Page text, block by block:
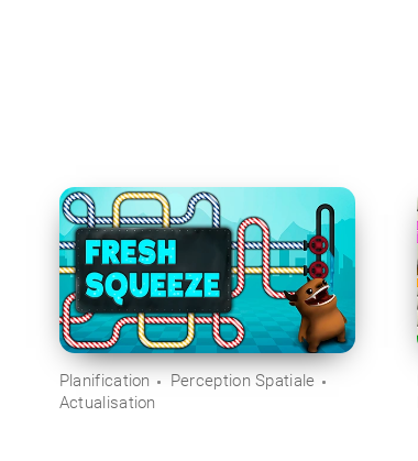
Planification
Perception Spatiale
Actualisation